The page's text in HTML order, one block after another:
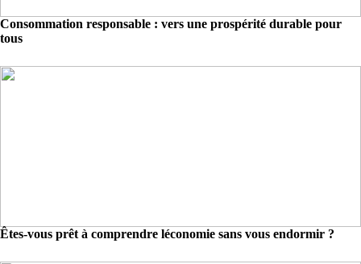
Consommation responsable : vers une prospérité durable pour
tous
Êtes-vous prêt à comprendre léconomie sans vous endormir ?